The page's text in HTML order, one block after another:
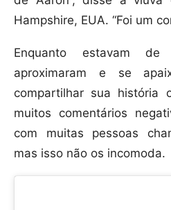
Hampshire, EUA. “Foi um
Enquanto estavam
aproximaram e se
compartilhar sua história
muitos comentários
com muitas pessoas
mas isso não os incomoda.